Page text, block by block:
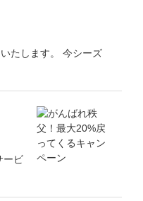
たします。 今シーズ
ービ